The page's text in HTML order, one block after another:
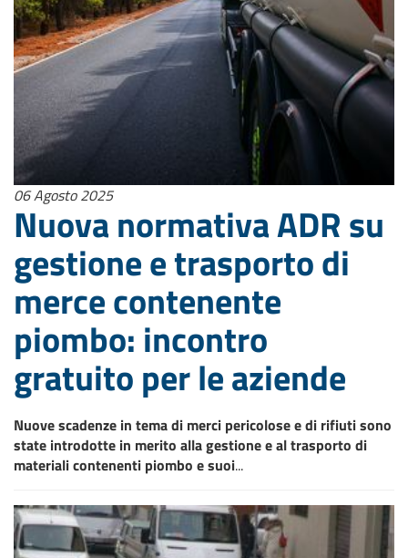
06 Agosto 2025
Nuova normativa ADR su
gestione e trasporto di
merce contenente
piombo: incontro
gratuito per le aziende
Nuove scadenze in tema di merci pericolose e di rifiuti sono
state introdotte in merito alla gestione e al trasporto di
materiali contenenti piombo e suoi...